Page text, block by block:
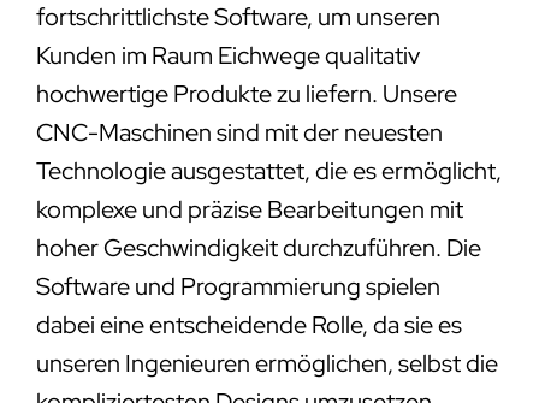
fortschrittlichste Software, um unseren
Kunden im Raum Eichwege qualitativ
hochwertige Produkte zu liefern. Unsere
CNC-Maschinen sind mit der neuesten
Technologie ausgestattet, die es ermöglicht,
komplexe und präzise Bearbeitungen mit
hoher Geschwindigkeit durchzuführen. Die
Software und Programmierung spielen
dabei eine entscheidende Rolle, da sie es
unseren Ingenieuren ermöglichen, selbst die